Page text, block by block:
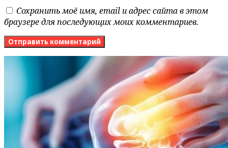
Сохранить моё имя, email и адрес сайта в этом
браузере для последующих моих комментариев.